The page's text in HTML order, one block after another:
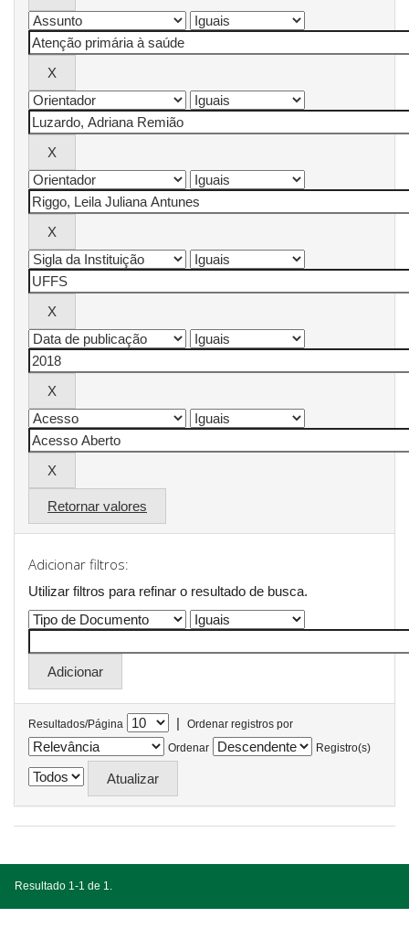
Retornar valores
Adicionar filtros:
Utilizar filtros para refinar o resultado de busca.
Resultados/Página |
Ordenar registros por
Ordenar
Registro(s)
Resultado 1-1 de 1.